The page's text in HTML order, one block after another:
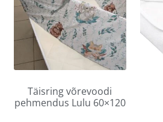
Täisring võrevoodi
pehmendus Lulu 60×120